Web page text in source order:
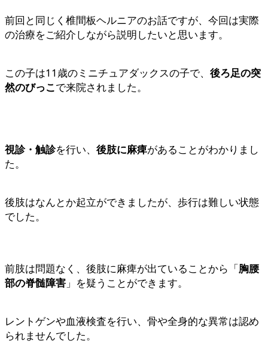
前回と同じく椎間板ヘルニアのお話ですが、今回は実際
の治療をご紹介しながら説明したいと思います。
この子は11歳のミニチュアダックスの子で、 後ろ足の突
然のびっこで来院されました。
視診・触診を行い、 後肢に麻痺があることがわかりまし
た。
後肢はなんとか起立ができましたが、歩行は難しい状態
でした。
前肢は問題なく、後肢に麻痺が出ていることから「胸腰
部の脊髄障害 」を疑うことができます。
レントゲンや血液検査を行い、骨や全身的な異常は認め
られませんでした。